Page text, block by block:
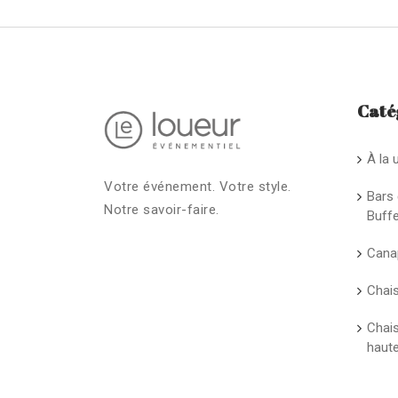
Votre événement. Votre style.
Notre savoir-faire.
À la
Bars